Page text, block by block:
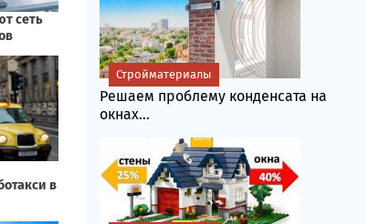
Решаем проблему конденсата на
окнах...
Стройматериалы